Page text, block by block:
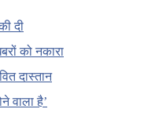
दी
को नकारा
दास्तान
वाला है’